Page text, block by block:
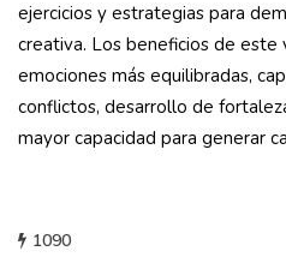
ejercicios y estrategias para
creativa. Los beneficios de este
emociones más equilibradas,
conflictos, desarrollo de
mayor capacidad para generar
1090